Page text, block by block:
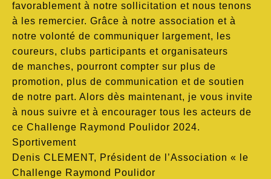
favorablement à notre sollicitation et nous tenons
à les remercier. Grâce à notre association et à
notre volonté de communiquer largement, les
coureurs, clubs participants et organisateurs
de manches, pourront compter sur plus de
promotion, plus de communication et de soutien
de notre part. Alors dès maintenant, je vous invite
à nous suivre et à encourager tous les acteurs de
ce Challenge Raymond Poulidor 2024.
Sportivement
Denis CLEMENT, Président de l’Association « le
Challenge Raymond Poulidor